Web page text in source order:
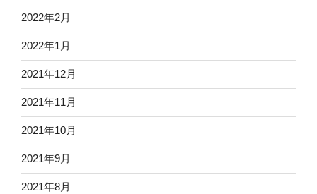
2022年2月
2022年1月
2021年12月
2021年11月
2021年10月
2021年9月
2021年8月